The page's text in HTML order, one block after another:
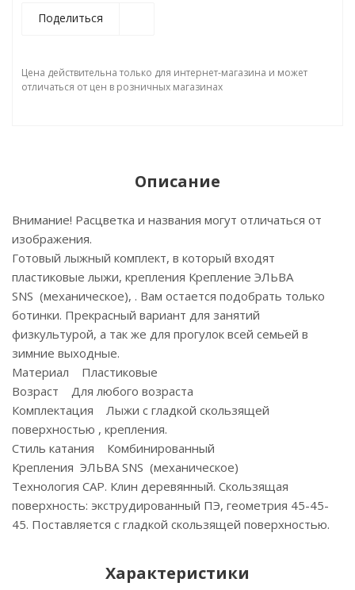
Поделиться
Цена действительна только для интернет-магазина и может
отличаться от цен в розничных магазинах
Описание
Внимание! Расцветка и названия могут отличаться от
изображения.
Готовый лыжный комплект, в который входят
пластиковые лыжи, крепления Крепление ЭЛЬВА
SNS (механическое), . Вам остается подобрать только
ботинки. Прекрасный вариант для занятий
физкультурой, а так же для прогулок всей семьей в
зимние выходные.
Материал Пластиковые
Возраст Для любого возраста
Комплектация Лыжи с гладкой скользящей
поверхностью , крепления.
Стиль катания Комбинированный
Крепления ЭЛЬВА SNS (механическое)
Технология САР. Клин деревянный. Скользящая
поверхность: экструдированный ПЭ, геометрия 45-45-
45. Поставляется с гладкой скользящей поверхностью.
Характеристики